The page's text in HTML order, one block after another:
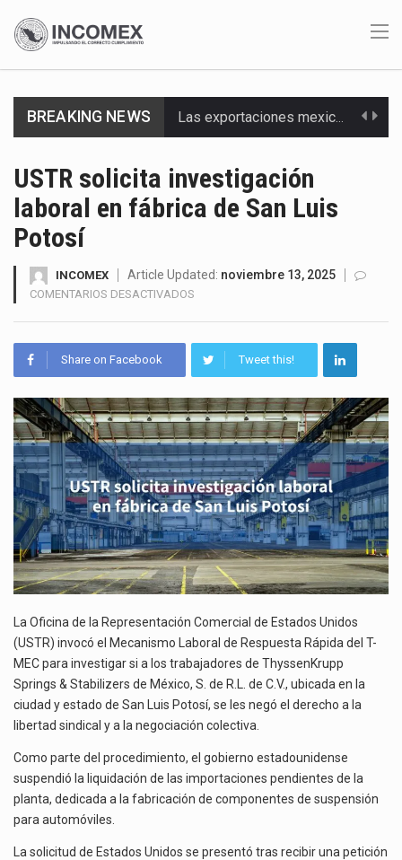
BREAKING NEWS Las exportaciones mexicanas de vehículos ligeros disminuyeron 9.67 % en julio a tasa anual, alcanzando…
La Coalition for a Prosperous America (CPA) solicitó al gobierno de Estados Unidos mantener e…
Ante la suspensión temporal de las inspecciones sanitarias del Departamento de Agricultura de Estados Unidos…
Los créditos fiscales determinados a empresas IMMEX rara vez nacen de una interpretación equivocada de…
La inversión fija bruta en México registró un aumento de 1.1% interanual en mayo de…
El gobierno de Estados Unidos anunciará un arancel del 15 % sobre los productos fabricados…
El Departamento de Agricultura de Estados Unidos (USDA) suspendió el 5 de agosto de 2026…
USTR solicita investigación
laboral en fábrica de San Luis
Potosí
INCOMEX Article Updated: noviembre 13, 2025
COMENTARIOS DESACTIVADOS
INVESTIGACIÓN
LABORAL
FÁBRICA
DE
SAN
LUIS
POTOSÍ
Share on Facebook Tweet this!
La Oficina de la Representación Comercial de Estados Unidos
(USTR) invocó el Mecanismo Laboral de Respuesta Rápida del T-
MEC para investigar si a los trabajadores de ThyssenKrupp
Springs & Stabilizers de México, S. de R.L. de C.V., ubicada en la
ciudad y estado de San Luis Potosí, se les negó el derecho a la
libertad sindical y a la negociación colectiva.
Como parte del procedimiento, el gobierno estadounidense
suspendió la liquidación de las importaciones pendientes de la
planta, dedicada a la fabricación de componentes de suspensión
para automóviles.
La solicitud de Estados Unidos se presentó tras recibir una petición